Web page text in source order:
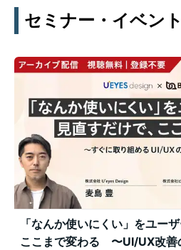
セミナー・イベン
「なんか使いにくい」をユー
ここまで変わる 〜UI/UX改善